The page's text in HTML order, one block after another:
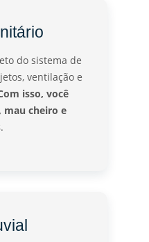
do sistema de
ventilação e
isso, você
cheiro e
.